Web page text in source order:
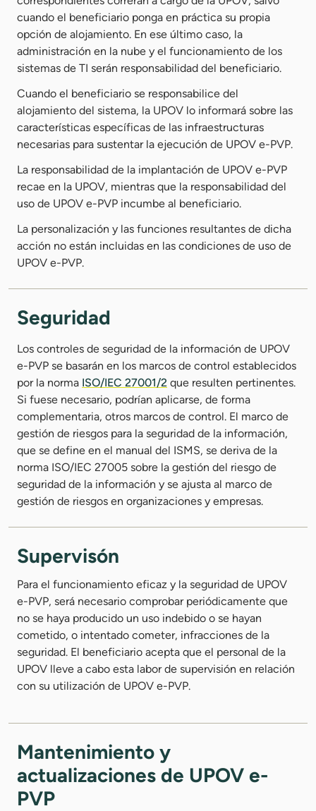
cuando el beneficiario ponga en práctica su propia
opción de alojamiento. En ese último caso, la
administración en la nube y el funcionamiento de los
sistemas de TI serán responsabilidad del beneficiario.
Cuando el beneficiario se responsabilice del
alojamiento del sistema, la UPOV lo informará sobre las
características específicas de las infraestructuras
necesarias para sustentar la ejecución de UPOV e-PVP.
La responsabilidad de la implantación de UPOV e-PVP
recae en la UPOV, mientras que la responsabilidad del
uso de UPOV e-PVP incumbe al beneficiario.
La personalización y las funciones resultantes de dicha
acción no están incluidas en las condiciones de uso de
UPOV e-PVP.
Seguridad
Los controles de seguridad de la información de UPOV
e-PVP se basarán en los marcos de control establecidos
por la norma ISO/IEC 27001/2 que resulten pertinentes.
Si fuese necesario, podrían aplicarse, de forma
complementaria, otros marcos de control. El marco de
gestión de riesgos para la seguridad de la información,
que se define en el manual del ISMS, se deriva de la
norma ISO/IEC 27005 sobre la gestión del riesgo de
seguridad de la información y se ajusta al marco de
gestión de riesgos en organizaciones y empresas.
Supervisón
Para el funcionamiento eficaz y la seguridad de UPOV
e-PVP, será necesario comprobar periódicamente que
no se haya producido un uso indebido o se hayan
cometido, o intentado cometer, infracciones de la
seguridad. El beneficiario acepta que el personal de la
UPOV lleve a cabo esta labor de supervisión en relación
con su utilización de UPOV e-PVP.
Mantenimiento y
actualizaciones de UPOV e-
PVP